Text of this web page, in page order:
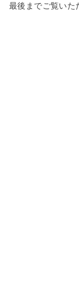
最後までご覧いた